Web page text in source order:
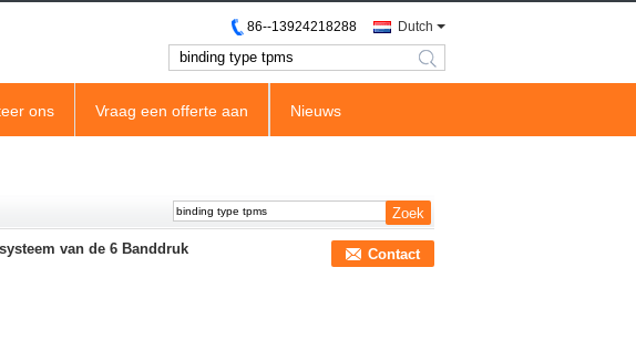
Dutch
86--13924218288
search
ons Vraag een offerte aan Nieuws
van de 6 Banddruk Contact